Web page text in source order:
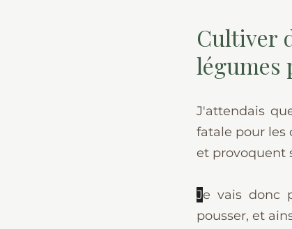
Cultiver
légumes
J'attendais
fatale pour les
et provoquent
Je vais donc
pousser, et